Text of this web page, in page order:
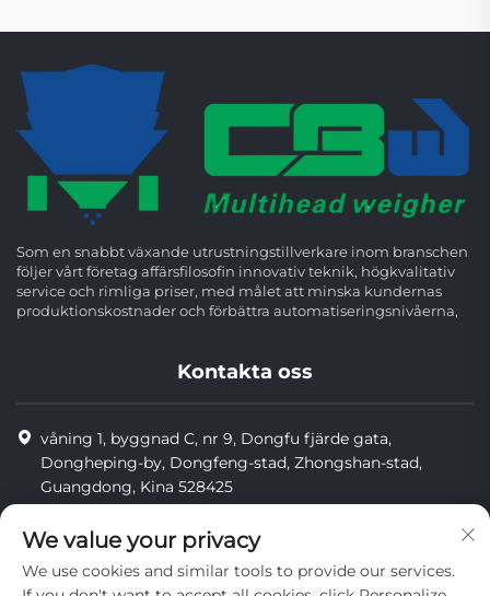
Som en snabbt växande utrustningstillverkare inom branschen
följer vårt företag affärsfilosofin innovativ teknik, högkvalitativ
service och rimliga priser, med målet att minska kundernas
produktionskostnader och förbättra automatiseringsnivåerna,
Kontakta oss
våning 1, byggnad C, nr 9, Dongfu fjärde gata,
Dongheping-by, Dongfeng-stad, Zhongshan-stad,
Guangdong, Kina 528425
[email protected]
We value your privacy
We use cookies and similar tools to provide our services.